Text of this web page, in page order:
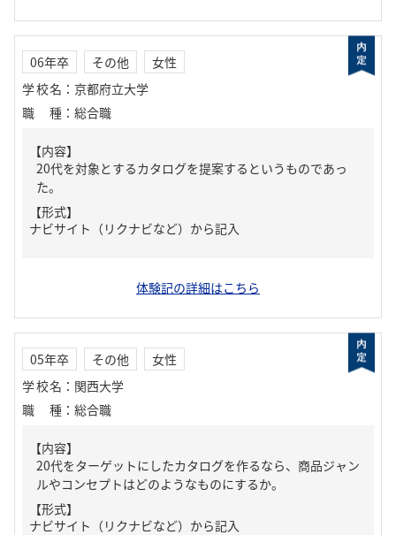
06年卒 その他
女性
学校名 ： 京都府立大学
職種 ： 総合職
【内容】
20代を対象とするカタログを提案するというものであっ
た。
【形式】
ナビサイト（リクナビなど）から記入
体験記の詳細はこちら
05年卒 その他
女性
学校名 ： 関西大学
職種 ： 総合職
【内容】
20代をターゲットにしたカタログを作るなら、商品ジャン
ルやコンセプトはどのようなものにするか。
【形式】
ナビサイト（リクナビなど）から記入